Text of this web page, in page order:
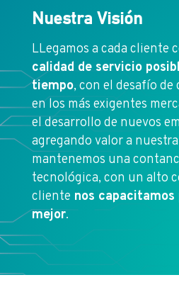
Nuestra Visión
LLegamos a cada cliente
calidad de servicio
tiempo, con el desafío
en los más exigentes
el desarrollo de nuevos
agregando valor a
mantenemos una
tecnológica, con un alto
cliente nos
mejor.